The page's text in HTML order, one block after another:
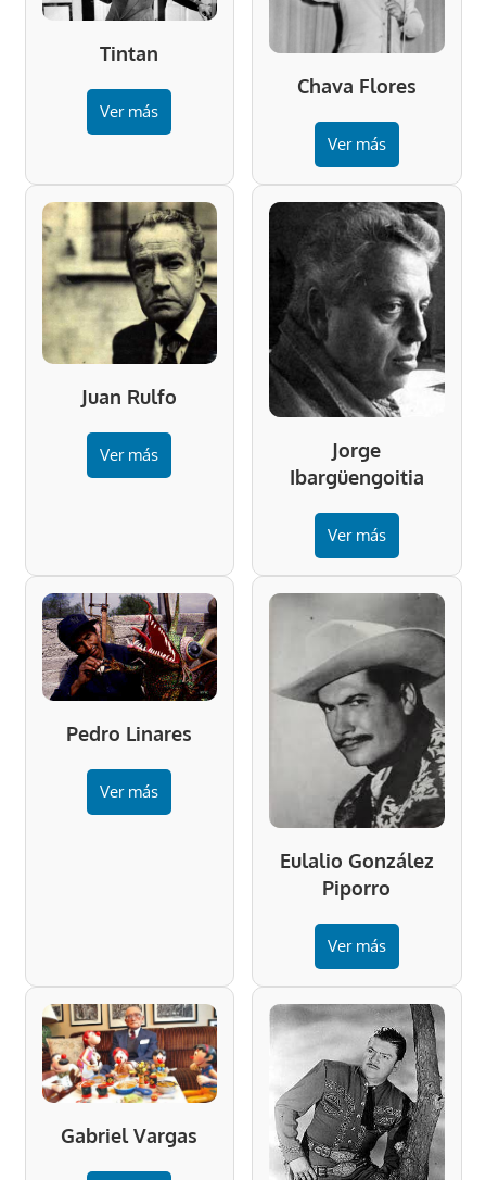
Tintan
Ver más
Chava Flores
Ver más
Juan Rulfo
Ver más
Jorge
Ibargüengoitia
Ver más
Pedro Linares
Ver más
Eulalio González
Piporro
Ver más
Gabriel Vargas